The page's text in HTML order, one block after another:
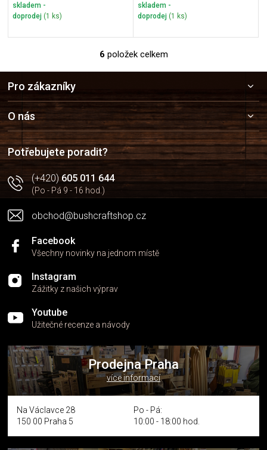
skladem -
doprodej (1 ks)
skladem -
doprodej (1 ks)
O
v
d
a
c
í
p
r
k
y
ý
s
6 položek celkem
a
t
í
Pro zákazníky
O nás
Potřebujete poradit?
(+420)605 011 644
(Po - Pá 9 - 16 hod.)
obchod@bushcraftshop.cz
Facebook
Všechny novinky na jednom místě
Instagram
Zážitky z našich výprav
Youtube
Užitečné recenze a návody
Prodejna Praha
více informací
Na Václavce 28
150 00 Praha 5
Po - Pá:
10:00 - 18:00 hod.